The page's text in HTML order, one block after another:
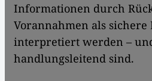
Informationen durch
Vorannahmen als
interpretiert werden –
handlungsleitend sind.